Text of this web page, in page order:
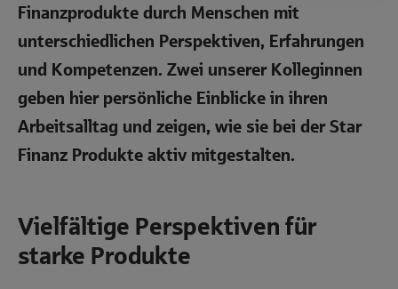
Finanzprodukte durch Menschen mit
unterschiedlichen Perspektiven, Erfahrungen
und Kompetenzen. Zwei unserer Kolleginnen
geben hier persönliche Einblicke in ihren
Arbeitsalltag und zeigen, wie sie bei der Star
Finanz Produkte aktiv mitgestalten.
Vielfältige Perspektiven für
starke Produkte